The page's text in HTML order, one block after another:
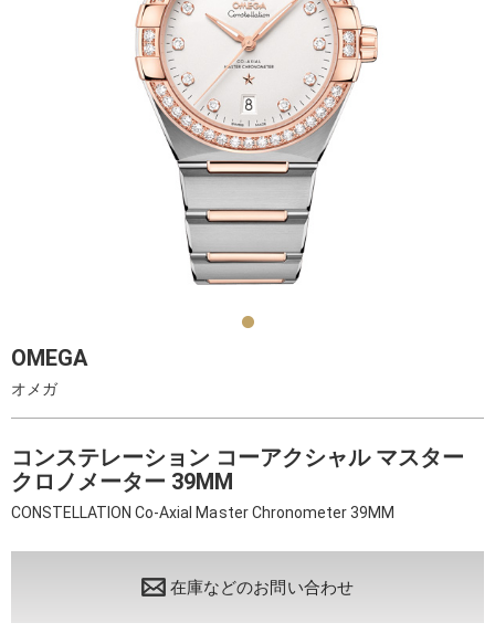
OMEGA
オメガ
コンステレーション コーアクシャル マスター
クロノメーター 39MM
CONSTELLATION Co-Axial Master Chronometer 39MM
在庫などのお問い合わせ